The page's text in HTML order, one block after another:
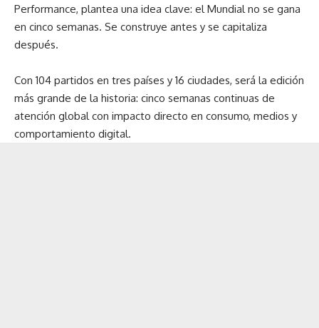
Performance, plantea una idea clave: el Mundial no se gana
en cinco semanas. Se construye antes y se capitaliza
después.
Con 104 partidos en tres países y 16 ciudades, será la edición
más grande de la historia: cinco semanas continuas de
atención global con impacto directo en consumo, medios y
comportamiento digital.